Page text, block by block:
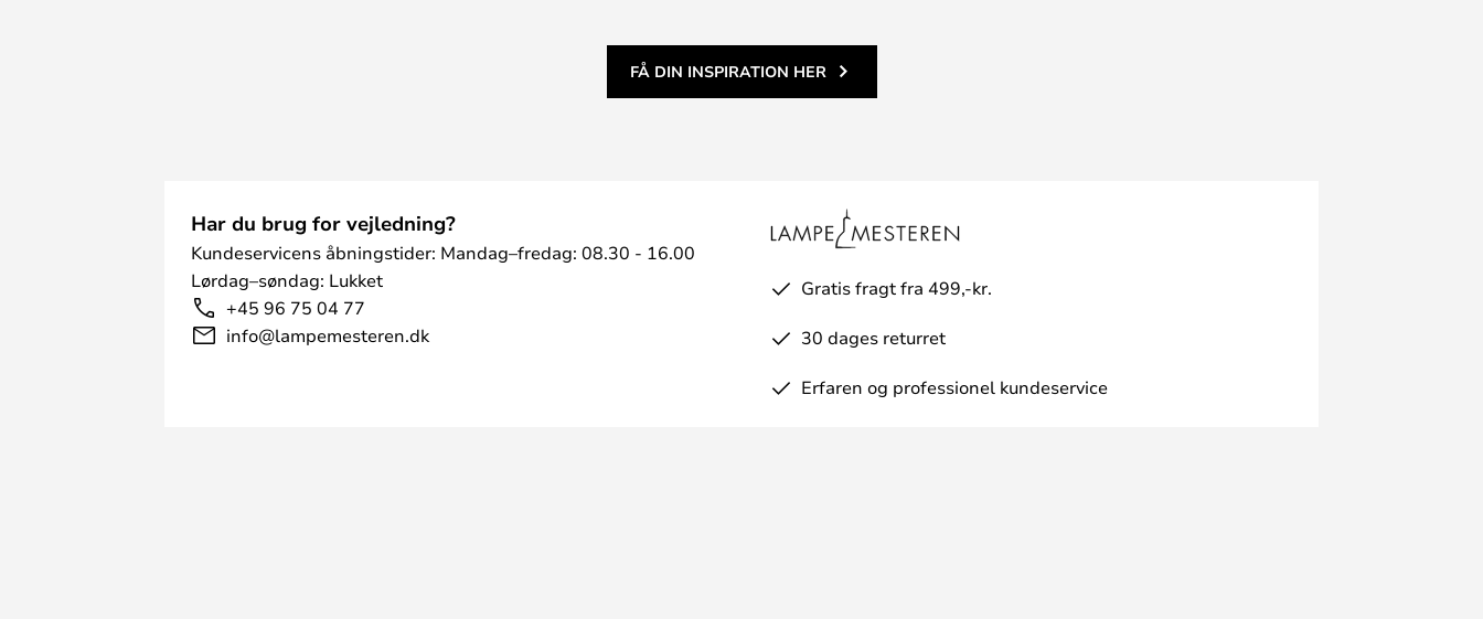
FÅ DIN INSPIRATION HER
Har du brug for vejledning?
Kundeservicens åbningstider: Mandag–fredag: 08.30 - 16.00
Lørdag–søndag: Lukket
+45 96 75 04 77
info@lampemesteren.dk
Gratis fragt fra 499,-kr.
30 dages returret
Erfaren og professionel kundeservice